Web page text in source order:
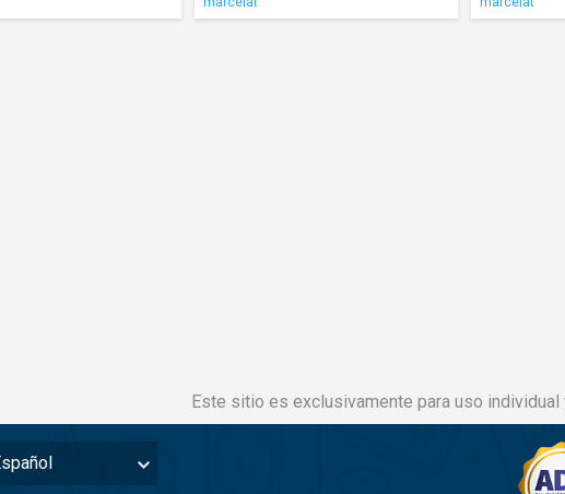
Este sitio es exclusivamente para uso